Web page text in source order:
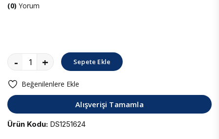
(0) Yorum
- + Sepete Ekle
Beğenilenlere Ekle
Alışverişi Tamamla
Ürün Kodu: DS1251624